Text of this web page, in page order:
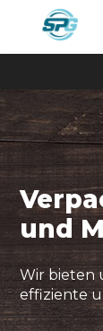
Skip
to
content
und
Wir bieten
effiziente